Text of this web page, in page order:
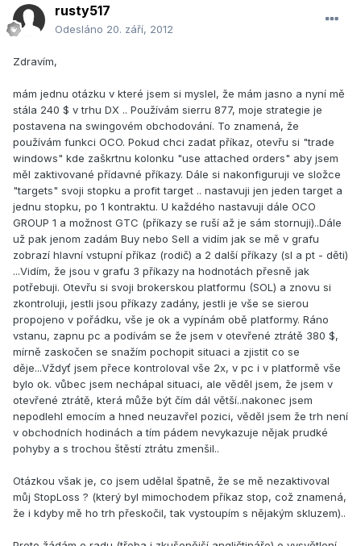
rusty517
Odesláno 20. září, 2012
Zdravím,
mám jednu otázku v které jsem si myslel, že mám jasno a nyní mě
stála 240 $ v trhu DX .. Používám sierru 877, moje strategie je
postavena na swingovém obchodování. To znamená, že
používám funkci OCO. Pokud chci zadat příkaz, otevřu si "trade
windows" kde zaškrtnu kolonku "use attached orders" aby jsem
měl zaktivované přídavné příkazy. Dále si nakonfiguruji ve složce
"targets" svoji stopku a profit target .. nastavuji jen jeden target a
jednu stopku, po 1 kontraktu. U každého nastavuji dále OCO
GROUP 1 a možnost GTC (příkazy se ruší až je sám stornuji)..Dále
už pak jenom zadám Buy nebo Sell a vidím jak se mě v grafu
zobrazí hlavní vstupní příkaz (rodič) a 2 další příkazy (sl a pt - děti)
...Vidím, že jsou v grafu 3 příkazy na hodnotách přesně jak
potřebuji. Otevřu si svoji brokerskou platformu (SOL) a znovu si
zkontroluji, jestli jsou příkazy zadány, jestli je vše se sierou
propojeno v pořádku, vše je ok a vypínám obě platformy. Ráno
vstanu, zapnu pc a podívám se že jsem v otevřené ztrátě 380 $,
mírně zaskočen se snažím pochopit situaci a zjistit co se
děje...Vždyť jsem přece kontroloval vše 2x, v pc i v platformě vše
bylo ok. vůbec jsem nechápal situaci, ale věděl jsem, že jsem v
otevřené ztrátě, která může být čím dál větší..nakonec jsem
nepodlehl emocím a hned neuzavřel pozici, věděl jsem že trh není
v obchodních hodinách a tím pádem nevykazuje nějak prudké
pohyby a s trochou štěstí ztrátu zmenšil..
Otázkou však je, co jsem udělal špatně, že se mě nezaktivoval
můj StopLoss ? (který byl mimochodem příkaz stop, což znamená,
že i kdyby mě ho trh přeskočil, tak vystoupím s nějakým skluzem)..